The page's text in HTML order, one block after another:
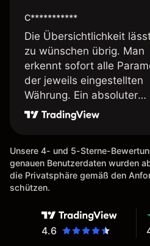
C***********
Die Übersichtlichkeit
zu wünschen übrig. Man
erkennt sofort alle
der jeweils eingestellten
Währung. Ein absoluter
Pluspunkt an dieser Stelle.
Unsere 4- und 5-Sterne-
genauen Benutzerdaten wurden
die Privatsphäre gemäß den
schützen.
4.6